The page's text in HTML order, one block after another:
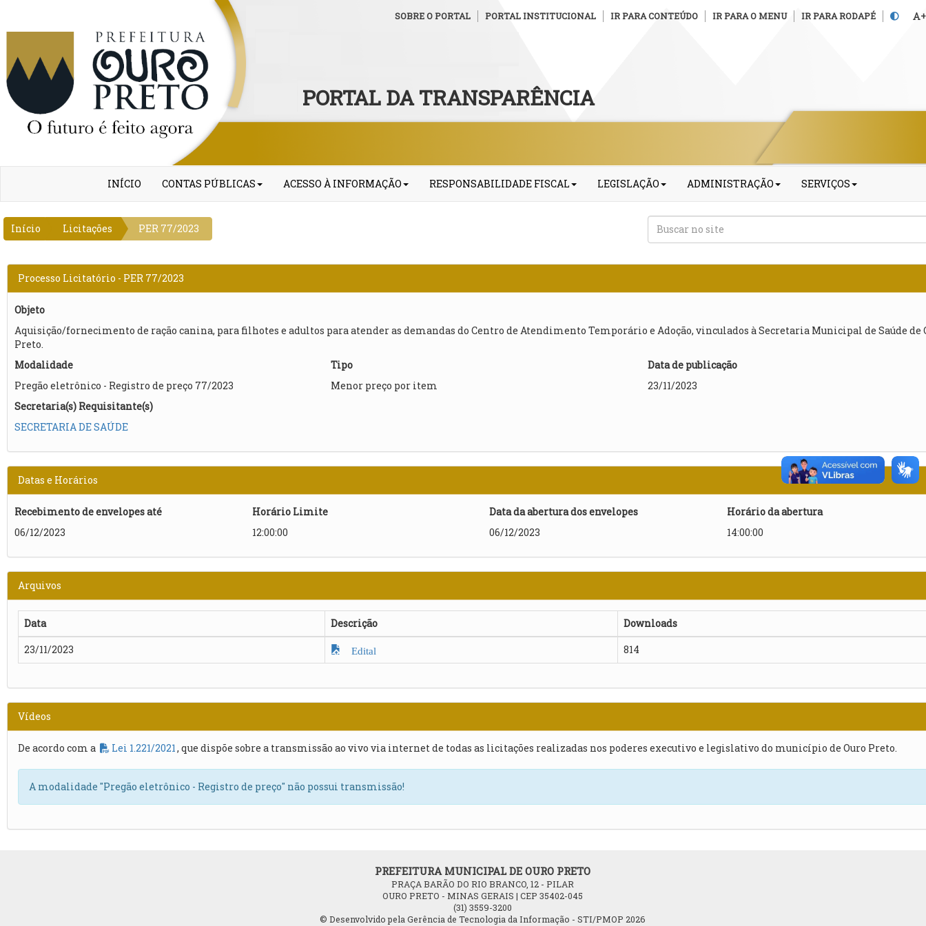
SOBRE O PORTAL PORTAL INSTITUCIONAL IR PARA CONTEÚDO IR PARA O MENU IR PARA RODAPÉ +
PORTAL DA TRANSPARÊNCIA
INÍCIO CONTAS PÚBLICAS ACESSO À INFORMAÇÃO RESPONSABILIDADE FISCAL LEGISLAÇÃO ADMINISTRAÇÃO SERVIÇOS
Início Licitações PER 77/2023
Processo Licitatório - PER 77/2023
Objeto
Aquisição/fornecimento de ração canina, para filhotes e adultos para atender as demandas do Centro de Atendimento Temporário e Adoção, vinculados à Secretaria Municipal de Saúde de
Preto.
Modalidade
Pregão eletrônico - Registro de preço 77/2023
Tipo
Menor preço por item
Data de publicação
23/11/2023
Secretaria(s) Requisitante(s)
SECRETARIA DE SAÚDE
Datas e Horários
Recebimento de envelopes até
06/12/2023
Horário Limite
12:00:00
Data da abertura dos envelopes
06/12/2023
Horário da abertura
14:00:00
Arquivos
Data Descrição
Downloads
23/11/2023
Edital 814
Vídeos
De acordo com a Lei 1.221/2021 , que dispõe sobre a transmissão ao vivo via internet de todas as licitações realizadas nos poderes executivo e legislativo do município de Ouro Preto.
A modalidade "Pregão eletrônico - Registro de preço" não possui transmissão!
PREFEITURA MUNICIPAL DE OURO PRETO
PRAÇA BARÃO DO RIO BRANCO, 12 - PILAR
OURO PRETO - MINAS GERAIS | CEP 35402-045
(31) 3559-3200
© Desenvolvido pela Gerência de Tecnologia da Informação - STI/PMOP 2026